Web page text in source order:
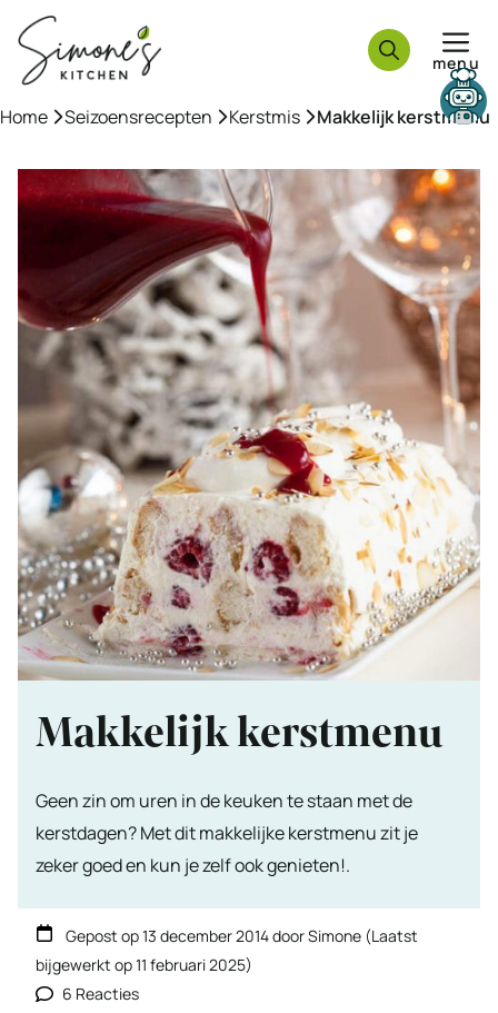
naar
inhoud
menu
Home »Seizoensrecepten »Kerstmis »Makkelijk kerstmenu
Makkelijk kerstmenu
Geen zin om uren in de keuken te staan met de
kerstdagen? Met dit makkelijke kerstmenu zit je
zeker goed en kun je zelf ook genieten!.
Gepost op13 december 2014doorSimone (Laatst
bijgewerkt op11 februari 2025)
6 Reacties
Need help?